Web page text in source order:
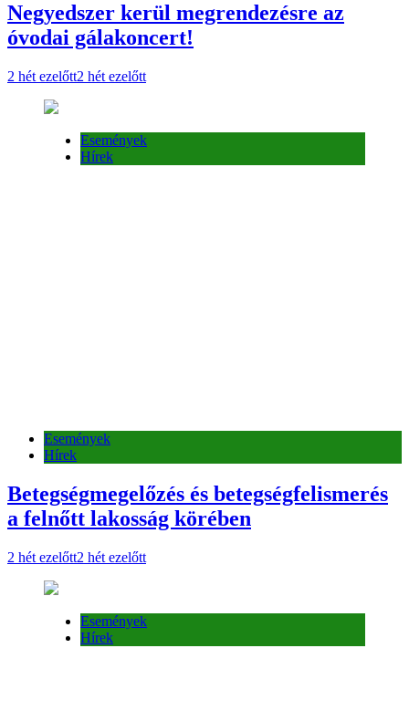
Negyedszer kerül megrendezésre az
óvodai gálakoncert!
2 hét ezelőtt2 hét ezelőtt
Események
Hírek
Események
Hírek
Betegségmegelőzés és betegségfelismerés
a felnőtt lakosság körében
2 hét ezelőtt2 hét ezelőtt
Események
Hírek